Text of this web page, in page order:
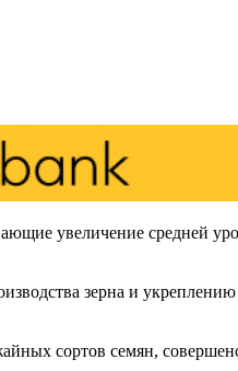
увеличение средней
зерна и
сортов семян,